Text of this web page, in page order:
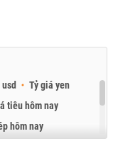
Tỷ giá yen
tiêu hôm nay
hôm nay